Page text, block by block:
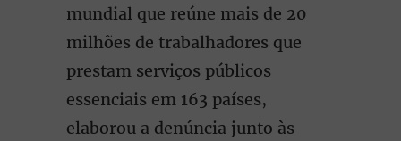
mundial que reúne mais de 20
milhões de trabalhadores que
prestam serviços públicos
essenciais em 163 países,
elaborou a denúncia junto às